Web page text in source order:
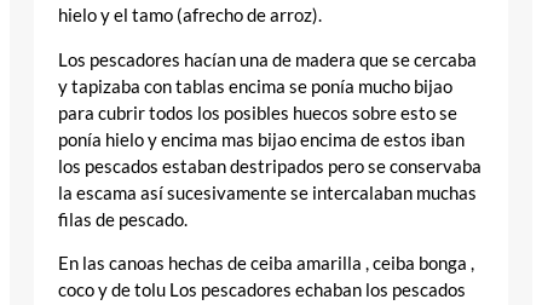
hielo y el tamo (afrecho de arroz).
Los pescadores hacían una de madera que se cercaba
y tapizaba con tablas encima se ponía mucho bijao
para cubrir todos los posibles huecos sobre esto se
ponía hielo y encima mas bijao encima de estos iban
los pescados estaban destripados pero se conservaba
la escama así sucesivamente se intercalaban muchas
filas de pescado.
En las canoas hechas de ceiba amarilla , ceiba bonga ,
coco y de tolu Los pescadores echaban los pescados